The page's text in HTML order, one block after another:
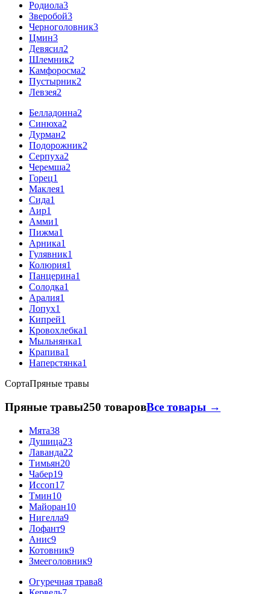
Родиола3
Зверобой3
Черноголовник3
Цмин3
Девясил2
Шлемник2
Камфоросма2
Пустырник2
Левзея2
Белладонна2
Синюха2
Дурман2
Подорожник2
Серпуха2
Черемша2
Горец1
Маклея1
Сида1
Аир1
Амми1
Пижма1
Арника1
Гулявник1
Колюрия1
Панцерина1
Солодка1
Аралия1
Лопух1
Кипрей1
Кровохлебка1
Мыльнянка1
Крапива1
Наперстянка1
СортаПряные травы
Пряные травы250 товаровВсе товары →
Мята38
Душица23
Лаванда22
Тимьян20
Чабер19
Иссоп17
Тмин10
Майоран10
Нигелла9
Лофант9
Анис9
Котовник9
Змееголовник9
Огуречная трава8